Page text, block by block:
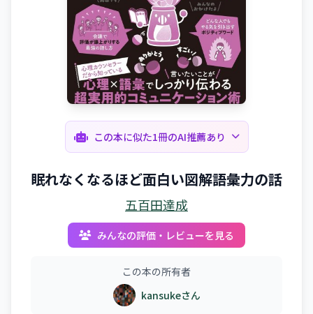
この本に似た1冊のAI推薦あり
眠れなくなるほど面白い図解語彙力の話
五百田達成
みんなの評価・レビューを見る
この本の所有者
kansukeさん